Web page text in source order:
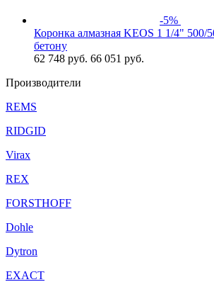
-5%
Коронка алмазная KEOS 1 1/4" 500/
бетону
62 748 руб. 66 051 руб.
Производители
REMS
RIDGID
Virax
REX
FORSTHOFF
Dohle
Dytron
EXACT